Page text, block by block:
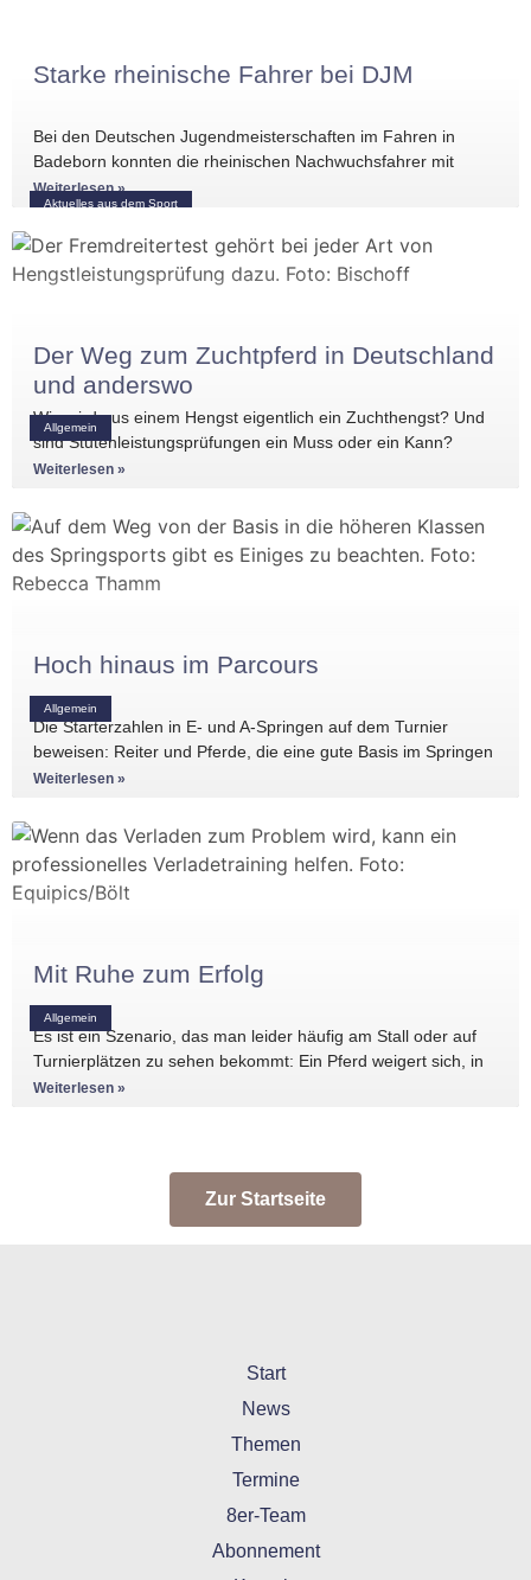
Aktuelles aus dem Sport
Starke rheinische Fahrer bei DJM
Bei den Deutschen Jugendmeisterschaften im Fahren in
Badeborn konnten die rheinischen Nachwuchsfahrer mit
mehreren vorderen Platzierungen überzeugen. Frederik
Koitka erreichte
Weiterlesen »
Allgemein
Der Weg zum Zuchtpferd in Deutschland
und anderswo
Wie wird aus einem Hengst eigentlich ein Zuchthengst? Und
sind Stutenleistungsprüfungen ein Muss oder ein Kann?
Einblicke in die Regelwerke
Weiterlesen »
Allgemein
Hoch hinaus im Parcours
Die Starterzahlen in E- und A-Springen auf dem Turnier
beweisen: Reiter und Pferde, die eine gute Basis im Springen
haben, gibt es
Weiterlesen »
Allgemein
Mit Ruhe zum Erfolg
Es ist ein Szenario, das man leider häufig am Stall oder auf
Turnierplätzen zu sehen bekommt: Ein Pferd weigert sich, in
den Anhänger zu
Weiterlesen »
Zur Startseite
Start
News
Themen
Termine
8er-Team
Abonnement